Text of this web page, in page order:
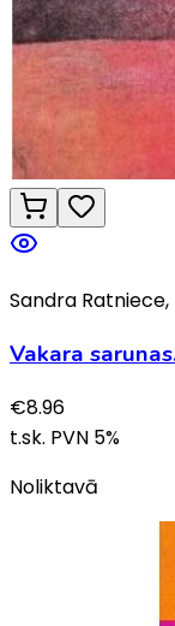
Sandra
Vakara
€8.96
t.sk. PVN 5%
Noliktavā